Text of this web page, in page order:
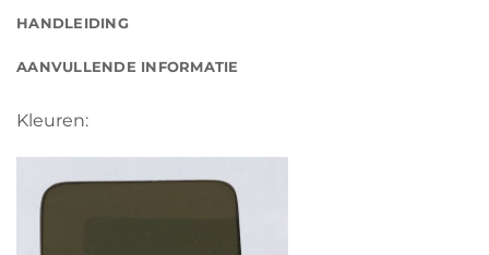
HANDLEIDING
AANVULLENDE INFORMATIE
Kleuren: